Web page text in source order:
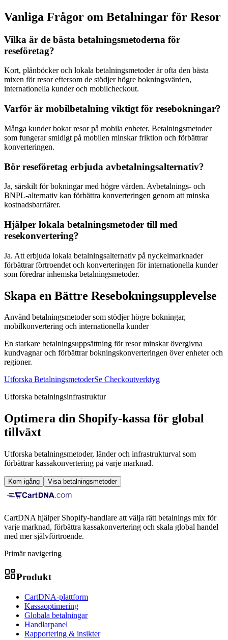
Vanliga Frågor om Betalningar för Resor
Vilka är de bästa betalningsmetoderna för
reseföretag?
Kort, plånböcker och lokala betalningsmetoder är ofta den bästa
mixen för resor eftersom de stödjer högre bokningsvärden,
internationella kunder och mobilcheckout.
Varför är mobilbetalning viktigt för resebokningar?
Många kunder bokar resor på mobila enheter. Betalningsmetoder
som fungerar smidigt på mobilen minskar friktion och förbättrar
konverteringen.
Bör reseföretag erbjuda avbetalningsalternativ?
Ja, särskilt för bokningar med högre värden. Avbetalnings- och
BNPL-alternativ kan förbättra konverteringen genom att minska
kostnadsbarriärer.
Hjälper lokala betalningsmetoder till med
resekonvertering?
Ja. Att erbjuda lokala betalningsalternativ på nyckelmarknader
förbättrar förtroendet och konverteringen för internationella kunder
som föredrar inhemska betalningsmetoder.
Skapa en Bättre Resebokningsupplevelse
Använd betalningsmetoder som stödjer högre bokningar,
mobilkonvertering och internationella kunder
En starkare betalningsuppsättning för resor minskar övergivna
kundvagnar och förbättrar bokningskonverteringen över enheter och
regioner.
Utforska BetalningsmetoderSe Checkoutverktyg
Utforska betalningsinfrastruktur
Optimera din Shopify-kassa för global
tillväxt
Utforska betalningsmetoder, länder och infrastrukturval som
förbättrar kassakonvertering på varje marknad.
Kom igång Visa betalningsmetoder
CartDNA hjälper Shopify-handlare att välja rätt betalnings mix för
varje marknad, förbättra kassakonvertering och skala global handel
med mer självförtroende.
Primär navigering
Produkt
CartDNA-plattform
Kassaoptimering
Globala betalningar
Handlarpanel
Rapportering & insikter